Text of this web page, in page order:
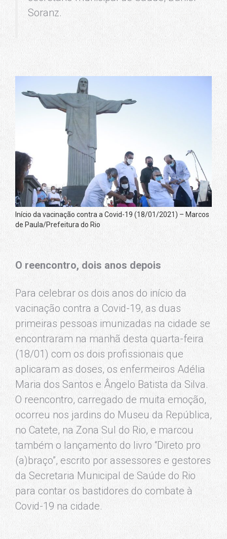
Soranz.
Início da vacinação contra a Covid-19 (18/01/2021) – Marcos
de Paula/Prefeitura do Rio
O reencontro, dois anos depois
Para celebrar os dois anos do início da
vacinação contra a Covid-19, as duas
primeiras pessoas imunizadas na cidade se
encontraram na manhã desta quarta-feira
(18/01) com os dois profissionais que
aplicaram as doses, os enfermeiros Adélia
Maria dos Santos e Ângelo Batista da Silva.
O reencontro, carregado de muita emoção,
ocorreu nos jardins do Museu da República,
no Catete, na Zona Sul do Rio, e marcou
também o lançamento do livro “Direto pro
(a)braço”, escrito por assessores e gestores
da Secretaria Municipal de Saúde do Rio
para contar os bastidores do combate à
Covid-19 na cidade.